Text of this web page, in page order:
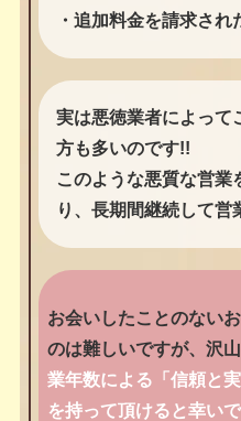
・追加料金を請求され
実は悪徳業者によって
方も多いのです!!
このような悪質な営業
り、長期間継続して営
お会いしたことのない
のは難しいですが、沢
業年数による「信頼と
を持って頂けると幸いで